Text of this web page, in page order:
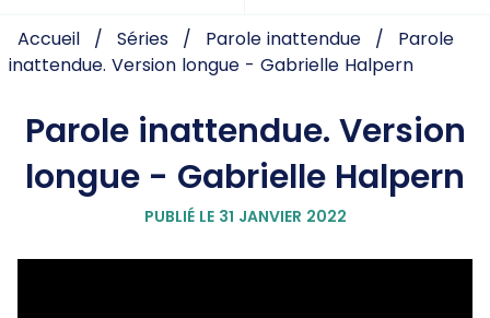
Accueil Séries Parole inattendue
Parole
inattendue. Version longue - Gabrielle Halpern
Parole inattendue. Version
longue - Gabrielle Halpern
PUBLIÉ LE 31 JANVIER 2022